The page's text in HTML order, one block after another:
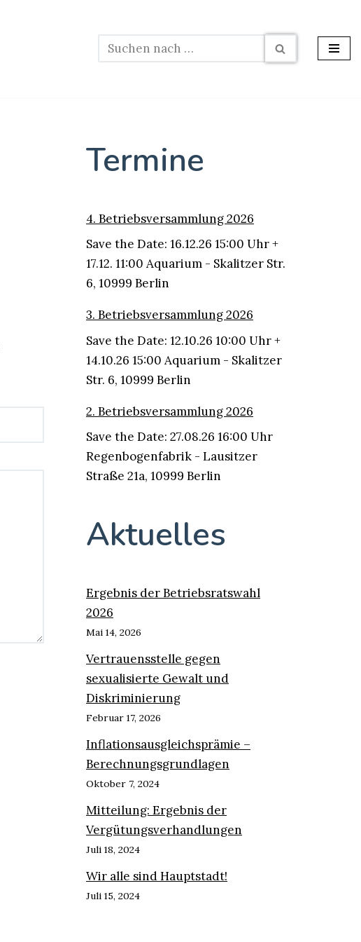
Termine
4. Betriebsversammlung 2026
Save the Date: 16.12.26 15:00 Uhr +
17.12. 11:00 Aquarium - Skalitzer Str.
6, 10999 Berlin
3. Betriebsversammlung 2026
Save the Date: 12.10.26 10:00 Uhr +
14.10.26 15:00 Aquarium - Skalitzer
Str. 6, 10999 Berlin
2. Betriebsversammlung 2026
Save the Date: 27.08.26 16:00 Uhr
Regenbogenfabrik - Lausitzer
Straße 21a, 10999 Berlin
Aktuelles
Ergebnis der Betriebsratswahl
2026
Mai 14, 2026
Vertrauensstelle gegen
sexualisierte Gewalt und
Diskriminierung
Februar 17, 2026
Inflationsausgleichsprämie –
Berechnungsgrundlagen
Oktober 7, 2024
Mitteilung: Ergebnis der
Vergütungsverhandlungen
Juli 18, 2024
Wir alle sind Hauptstadt!
Juli 15, 2024